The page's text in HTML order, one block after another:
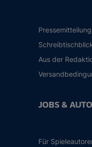
Aus der
JOBS &
Für